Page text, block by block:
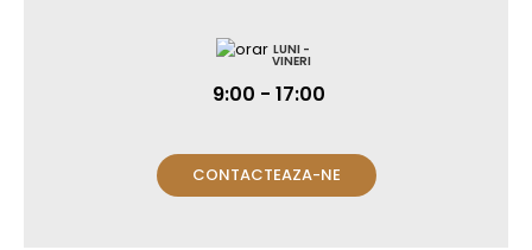
LUNI -
VINERI
9:00 - 17:00
CONTACTEAZA-NE